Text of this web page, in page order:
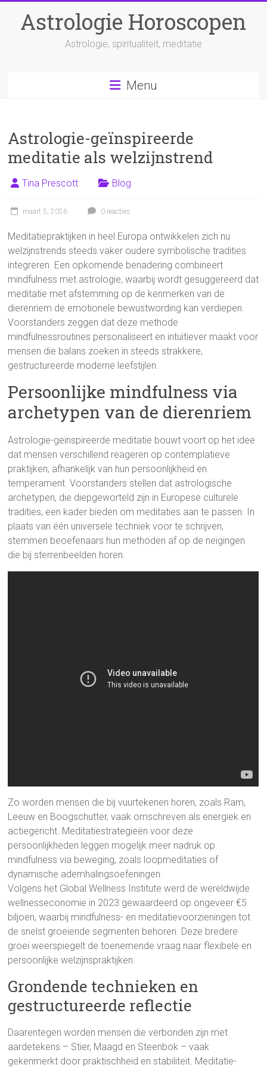
inhoudAstrologie Horoscopen
Astrologie, spiritualiteit, meditatie
Menu
Astrologie-geïnspireerde
meditatie als welzijnstrend
Tina Prescott Blog
maart 5, 2026 0 reacties
Meditatiepraktijken in heel Europa ontwikkelen zich nu
welzijnstrends steeds vaker oudere symbolische tradities
integreren. Een opkomende benadering combineert
mindfulness met astrologie, waarbij wordt gesuggereerd dat
meditatie met afstemming op de kenmerken van de
dierenriem de emotionele bewustwording kan verdiepen.
Voorstanders zeggen dat deze methode
mindfulnessroutines personaliseert en intuïtiever maakt voor
mensen die balans zoeken in steeds strakkere,
gestructureerde moderne leefstijlen.
Persoonlijke mindfulness via
archetypen van de dierenriem
Astrologie-geïnspireerde meditatie bouwt voort op het idee
dat mensen verschillend reageren op contemplatieve
praktijken, afhankelijk van hun persoonlijkheid en
temperament. Voorstanders stellen dat astrologische
archetypen, die diepgeworteld zijn in Europese culturele
tradities, een kader bieden om meditaties aan te passen. In
plaats van één universele techniek voor te schrijven,
stemmen beoefenaars hun methoden af op de neigingen
die bij sterrenbeelden horen.
Zo worden mensen die bij vuurtekenen horen, zoals Ram,
Leeuw en Boogschutter, vaak omschreven als energiek en
actiegericht. Meditatiestrategieën voor deze
persoonlijkheden leggen mogelijk meer nadruk op
mindfulness via beweging, zoals loopmeditaties of
dynamische ademhalingsoefeningen.
Volgens het Global Wellness Institute werd de wereldwijde
wellnesseconomie in 2023 gewaardeerd op ongeveer €5
biljoen, waarbij mindfulness- en meditatievoorzieningen tot
de snelst groeiende segmenten behoren. Deze bredere
groei weerspiegelt de toenemende vraag naar flexibele en
persoonlijke welzijnspraktijken.
Grondende technieken en
gestructureerde reflectie
Daarentegen worden mensen die verbonden zijn met
aardetekens – Stier, Maagd en Steenbok – vaak
gekenmerkt door praktischheid en stabiliteit. Meditatie-